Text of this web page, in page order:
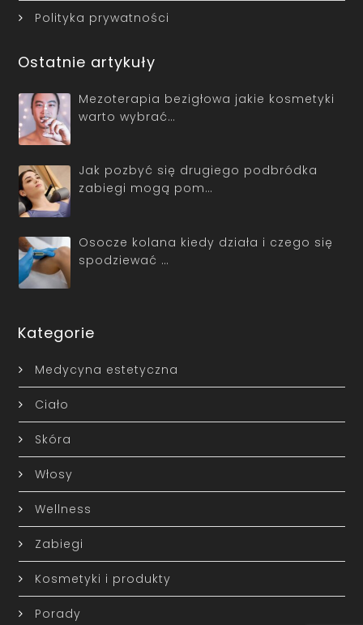
Polityka prywatności
Ostatnie artykuły
Mezoterapia bezigłowa jakie kosmetyki
warto wybrać…
Jak pozbyć się drugiego podbródka
zabiegi mogą pom…
Osocze kolana kiedy działa i czego się
spodziewać …
Kategorie
Medycyna estetyczna
Ciało
Skóra
Włosy
Wellness
Zabiegi
Kosmetyki i produkty
Porady